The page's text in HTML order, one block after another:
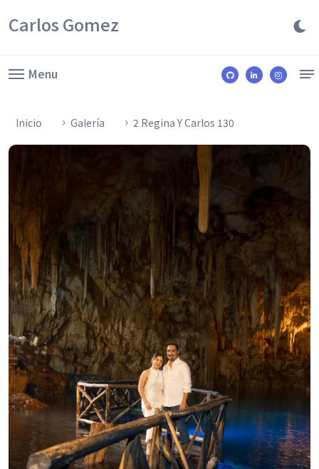
Carlos Gomez
Menu
Inicio Galería 2 Regina Y Carlos 130